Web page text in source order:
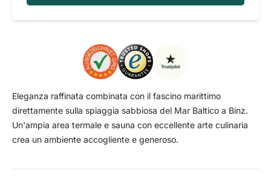
Eleganza raffinata combinata con il fascino marittimo
direttamente sulla spiaggia sabbiosa del Mar Baltico a Binz.
Un'ampia area termale e sauna con eccellente arte culinaria
crea un ambiente accogliente e generoso.